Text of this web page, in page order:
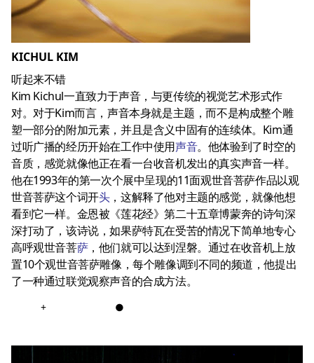
KICHUL KIM
听起来不错
Kim Kichul一直致力于声音，与更传统的视觉艺术形式作
对。对于Kim而言，声音本身就是主题，而不是构成整个雕
塑一部分的附加元素，并且是含义中固有的连续体。Kim通
过听广播的经历开始在工作中使用声音。他体验到了时空的
音质，感觉就像他正在看一台收音机发出的真实声音一样。
他在1993年的第一次个展中呈现的11面观世音菩萨作品以观
世音菩萨这个词开头，这解释了他对主题的感觉，就像他想
看到它一样。金恩被《莲花经》第二十五章博蒙奔的诗句深
深打动了，该诗说，如果萨特瓦在受苦的情况下简单地专心
高呼观世音菩萨，他们就可以达到涅磐。通过在收音机上放
置10个观世音菩萨雕像，每个雕像调到不同的频道，他提出
了一种通过联觉观察声音的合成方法。
+ ●